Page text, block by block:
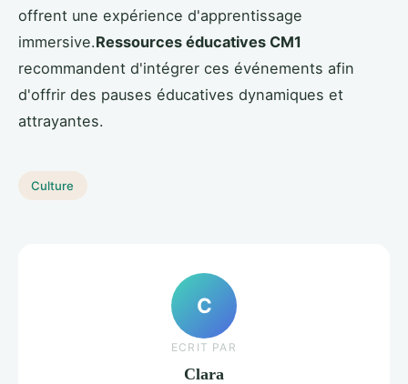
offrent une expérience d'apprentissage
immersive.Ressources éducatives CM1
recommandent d'intégrer ces événements afin
d'offrir des pauses éducatives dynamiques et
attrayantes.
Culture
C
ECRIT PAR
Clara